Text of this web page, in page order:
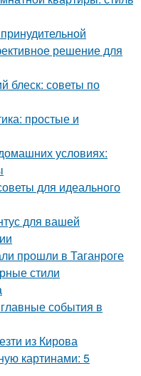
решение для
блеск: советы по
простые и
условиях:
для идеального
для вашей
прошли в Таганроге
стили
события в
из Кирова
картинами: 5